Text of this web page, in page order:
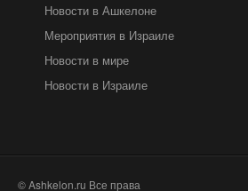
Новости в Ашкелоне
Мероприятия в Израиле
Новости в мире
Новости в Израиле
© Ashkelon.ru Все права